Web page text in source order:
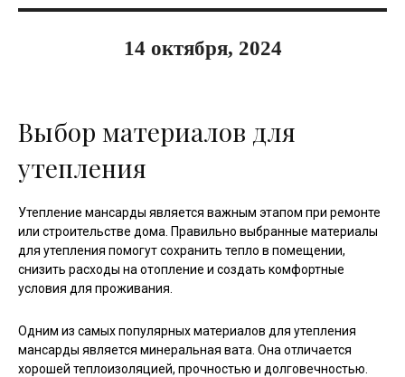
14 октября, 2024
Выбор материалов для
утепления
Утепление мансарды является важным этапом при ремонте
или строительстве дома. Правильно выбранные материалы
для утепления помогут сохранить тепло в помещении,
снизить расходы на отопление и создать комфортные
условия для проживания.
Одним из самых популярных материалов для утепления
мансарды является минеральная вата. Она отличается
хорошей теплоизоляцией, прочностью и долговечностью.